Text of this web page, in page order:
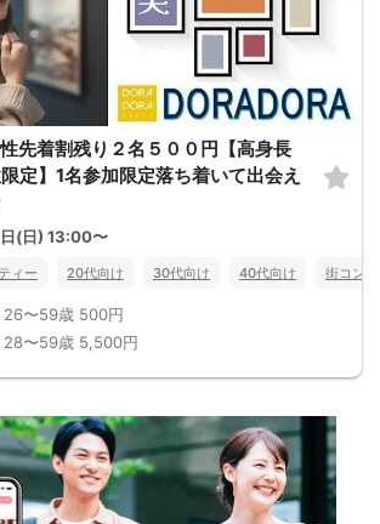
先着割残り２名５００円【高身長
定】1名参加限定落ち着いて出会え
(日) 13:00〜
ィー 20代向け 30代向け 40代向け 街コン
26〜59歳 500円
28〜59歳 5,500円